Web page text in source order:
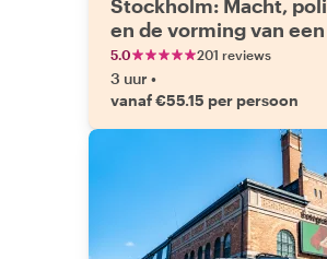
Stockholm: Macht,
en de vorming van
5.0 201 reviews
3 uur •
vanaf €55.15 per persoon